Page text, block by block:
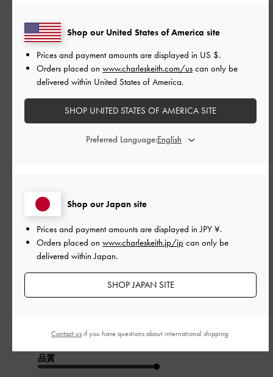
品質
良かった
もっと見る
このレビューは役に立ちましたか？
0
可愛い🩷
この丈での内側ファスナー探してました😍
カラー: ブラウン系
とても良かった
品質
Shop our Japan site
Prices and payment amounts are displayed inJPY ¥.
Orders placed on www.charleskeith.jp/jp can only be
delivered within Japan.
SHOP JAPAN SITE
Shop our United States of America site
Prices and payment amounts are displayed in US $.
Orders placed on www.charleskeith.com/us can only be
delivered within United States of America.
SHOP UNITED STATES OF AMERICA SITE
Preferred Language:
Contact usif you have questions about international shipping.